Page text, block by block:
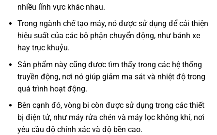
nhiều lĩnh vực khác nhau.
Trong ngành chế tạo máy, nó được sử dụng để cải thiện
hiệu suất của các bộ phận chuyển động, như bánh xe
hay trục khuỷu.
Sản phẩm này cũng được tìm thấy trong các hệ thống
truyền động, nơi nó giúp giảm ma sát và nhiệt độ trong
quá trình hoạt động.
Bên cạnh đó, vòng bi còn được sử dụng trong các thiết
bị điện tử, như máy rửa chén và máy lọc không khí, nơi
yêu cầu độ chính xác và độ bền cao.